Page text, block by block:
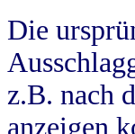
Die
z.B. nach
anzeigen